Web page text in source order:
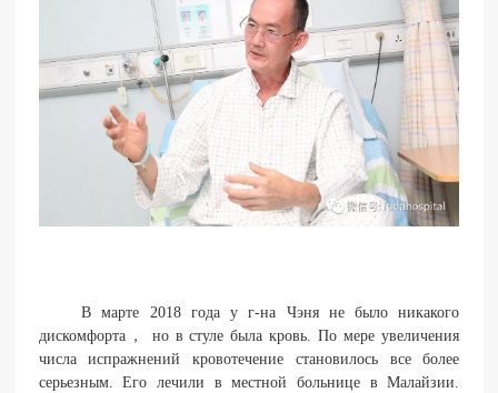
В марте 2018 года у г-на Чэня не было никакого
дискомфорта， но в стуле была кровь. По мере увеличения
числа испражнений кровотечение становилось все более
серьезным. Его лечили в местной больнице в Малайзии.